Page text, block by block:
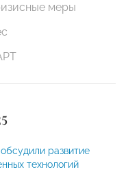
меры
развитие
технологий